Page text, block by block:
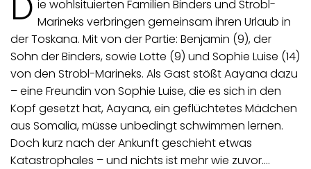
ie wohlsituierten Familien Binders und Strobl-
Marineks verbringen gemeinsam ihren Urlaub in
der Toskana. Mit von der Partie: Benjamin (9), der
Sohn der Binders, sowie Lotte (9) und Sophie Luise (14)
von den Strobl-Marineks. Als Gast stößt Aayana dazu
– eine Freundin von Sophie Luise, die es sich in den
Kopf gesetzt hat, Aayana, ein geflüchtetes Mädchen
aus Somalia, müsse unbedingt schwimmen lernen.
Doch kurz nach der Ankunft geschieht etwas
Katastrophales – und nichts ist mehr wie zuvor.…